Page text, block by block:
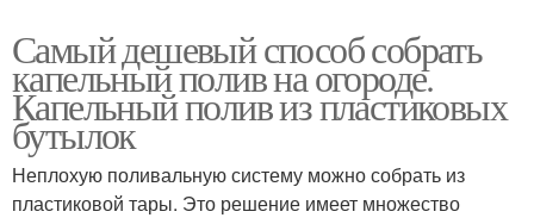
Самый дешевый способ собрать
капельный полив на огороде.
Капельный полив из пластиковых
бутылок
Неплохую поливальную систему можно собрать из
пластиковой тары. Это решение имеет множество